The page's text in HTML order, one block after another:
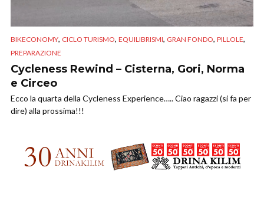
BIKECONOMY, CICLO TURISMO, EQUILIBRISMI, GRAN FONDO, PILLOLE,
PREPARAZIONE
Cycleness Rewind – Cisterna, Gori, Norma
e Circeo
Ecco la quarta della Cycleness Experience….. Ciao ragazzi (si fa per
dire) alla prossima!!!